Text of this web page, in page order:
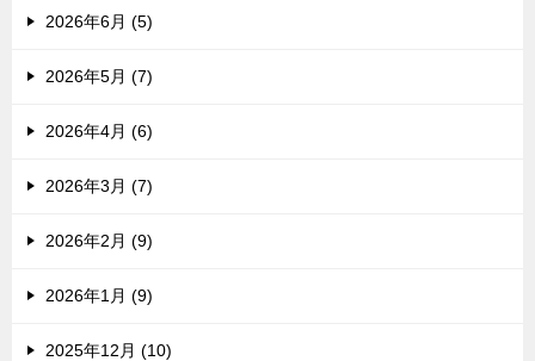
2026年6月 (5)
2026年5月 (7)
2026年4月 (6)
2026年3月 (7)
2026年2月 (9)
2026年1月 (9)
2025年12月 (10)